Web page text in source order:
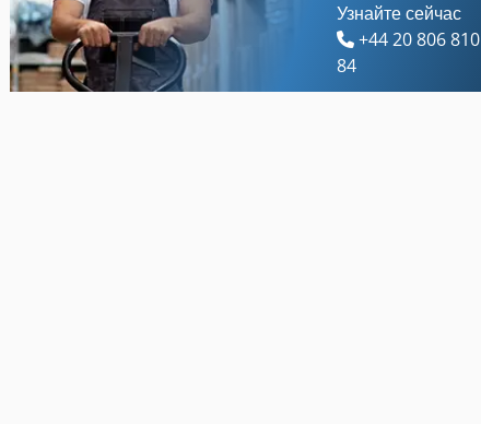
Узнайте сейчас
+44 20 806 810
84